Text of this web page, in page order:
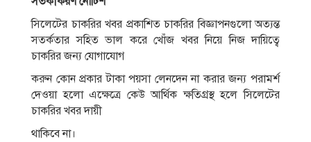
সিলেটের চাকরির খবর প্রকাশিত চাকরির বিজ্ঞাপনগুলাে অত্যন্ত
সতর্কতার সহিত ভাল করে খোঁজ খবর নিয়ে নিজ দায়িত্বে
চাকরির জন্য যােগাযােগ
করুন কোন প্রকার টাকা পয়সা লেনদেন না করার জন্য পরামর্শ
দেওয়া হলাে এক্ষেত্রে কেউ আর্থিক ক্ষতিগ্রস্থ হলে সিলেটের
চাকরির খবর দায়ী
থাকিবে না।